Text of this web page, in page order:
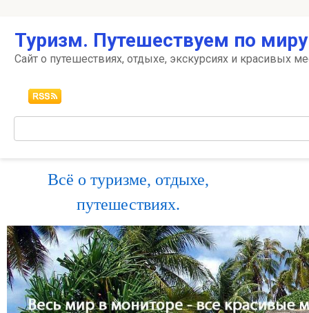
контенту
Туризм. Путешествуем по
Сайт о путешествиях, отдыхе, экскурсиях и красивых
Всё о туризме, отдыхе,
путешествиях.